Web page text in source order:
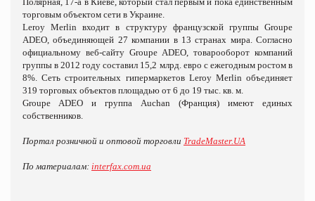
торговым объектом сети в Украине.
Leroy Merlin входит в структуру французской группы Groupe
ADEO, объединяющей 27 компании в 13 странах мира. Согласно
официальному веб-сайту Groupe ADEO, товарооборот компаний
группы в 2012 году составил 15,2 млрд. евро с ежегодным ростом в
8%. Сеть строительных гипермаркетов Leroy Merlin объединяет
319 торговых объектов площадью от 6 до 19 тыс. кв. м.
Groupe ADEO и группа Auchan (Франция) имеют единых
собственников.
Портал розничной и оптовой торговли TradeMaster.UA
По материалам: interfax.com.ua